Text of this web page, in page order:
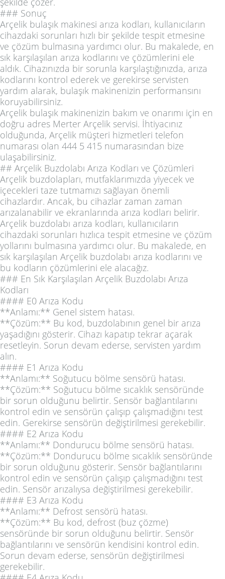
### Sonuç
Arçelik bulaşık makinesi arıza kodları, kullanıcıların
cihazdaki sorunları hızlı bir şekilde tespit etmesine
ve çözüm bulmasına yardımcı olur. Bu makalede, en
sık karşılaşılan arıza kodlarını ve çözümlerini ele
aldık. Cihazınızda bir sorunla karşılaştığınızda, arıza
kodlarını kontrol ederek ve gerekirse servisten
yardım alarak, bulaşık makinenizin performansını
koruyabilirsiniz.
Arçelik bulaşık makinenizin bakım ve onarımı için en
doğru adres Merter Arçelik servisi. İhtiyacınız
olduğunda, Arçelik müşteri hizmetleri telefon
numarası olan 444 5 415 numarasından bize
ulaşabilirsiniz.
## Arçelik Buzdolabı Arıza Kodları ve Çözümleri
Arçelik buzdolapları, mutfaklarımızda yiyecek ve
içecekleri taze tutmamızı sağlayan önemli
cihazlardır. Ancak, bu cihazlar zaman zaman
arızalanabilir ve ekranlarında arıza kodları belirir.
Arçelik buzdolabı arıza kodları, kullanıcıların
cihazdaki sorunları hızlıca tespit etmesine ve çözüm
yollarını bulmasına yardımcı olur. Bu makalede, en
sık karşılaşılan Arçelik buzdolabı arıza kodlarını ve
bu kodların çözümlerini ele alacağız.
### En Sık Karşılaşılan Arçelik Buzdolabı Arıza
Kodları
#### E0 Arıza Kodu
**Anlamı:** Genel sistem hatası.
**Çözüm:** Bu kod, buzdolabının genel bir arıza
yaşadığını gösterir. Cihazı kapatıp tekrar açarak
resetleyin. Sorun devam ederse, servisten yardım
alın.
#### E1 Arıza Kodu
**Anlamı:** Soğutucu bölme sensörü hatası.
**Çözüm:** Soğutucu bölme sıcaklık sensöründe
bir sorun olduğunu belirtir. Sensör bağlantılarını
kontrol edin ve sensörün çalışıp çalışmadığını test
edin. Gerekirse sensörün değiştirilmesi gerekebilir.
#### E2 Arıza Kodu
**Anlamı:** Dondurucu bölme sensörü hatası.
**Çözüm:** Dondurucu bölme sıcaklık sensöründe
bir sorun olduğunu gösterir. Sensör bağlantılarını
kontrol edin ve sensörün çalışıp çalışmadığını test
edin. Sensör arızalıysa değiştirilmesi gerekebilir.
#### E3 Arıza Kodu
**Anlamı:** Defrost sensörü hatası.
**Çözüm:** Bu kod, defrost (buz çözme)
sensöründe bir sorun olduğunu belirtir. Sensör
bağlantılarını ve sensörün kendisini kontrol edin.
Sorun devam ederse, sensörün değiştirilmesi
gerekebilir.